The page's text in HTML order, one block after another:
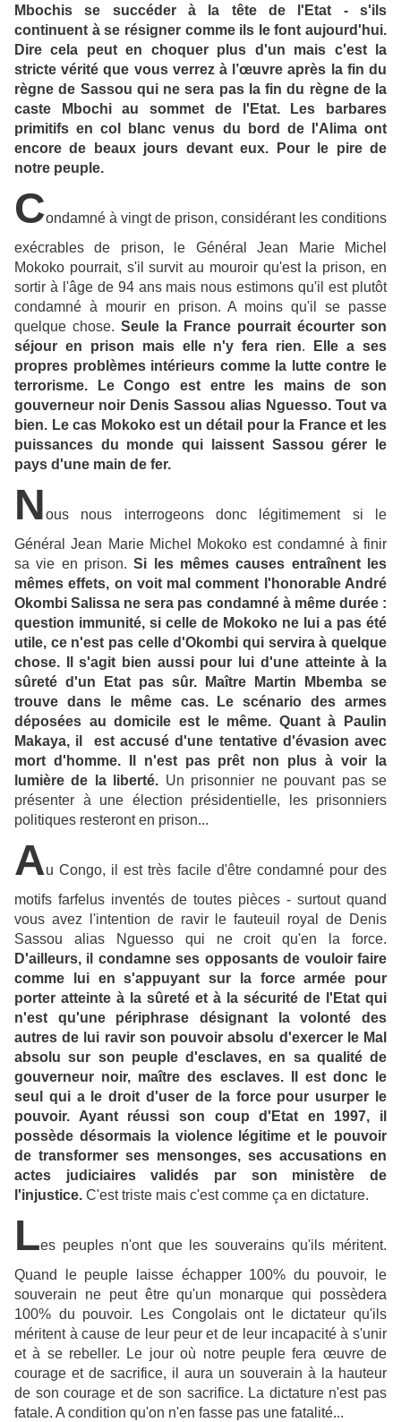
Mbochis se succéder à la tête de l'Etat - s'ils
continuent à se résigner comme ils le font aujourd'hui.
Dire cela peut en choquer plus d'un mais c'est la
stricte vérité que vous verrez à l’œuvre après la fin du
règne de Sassou qui ne sera pas la fin du règne de la
caste Mbochi au sommet de l'Etat.
Les barbares
primitifs en col blanc venus du bord de l'Alima ont
encore de beaux jours devant eux. Pour le pire de
notre peuple.
Condamné à vingt de prison, considérant les conditions
exécrables de prison, le Général Jean Marie Michel
Mokoko pourrait, s'il survit au mouroir qu'est la prison, en
sortir à l'âge de 94 ans mais nous estimons qu'il est plutôt
condamné à mourir en prison. A moins qu'il se passe
quelque chose. Seule la France pourrait écourter son
séjour en prison mais elle n'y fera rien.
Elle a ses
propres problèmes intérieurs comme la lutte contre le
terrorisme.
Le Congo est entre les mains de son
gouverneur noir Denis Sassou alias Nguesso. Tout va
bien. Le cas Mokoko est un détail pour la France et les
puissances du monde qui laissent Sassou gérer le
pays d'une main de fer.
Nous nous interrogeons donc légitimement si le
Général Jean Marie Michel Mokoko est condamné à finir
sa vie en prison.Si les mêmes causes entraînent les
mêmes effets, on voit mal comment l'honorable André
Okombi Salissa ne sera pas condamné à même durée :
question immunité, si celle de Mokoko ne lui a pas été
utile, ce n'est pas celle d'Okombi qui servira à quelque
chose. Il s'agit bien aussi pour lui d'une atteinte à la
sûreté d'un Etat pas sûr. Maître Martin Mbemba se
trouve dans le même cas. Le scénario des armes
déposées au domicile est le même. Quant à Paulin
Makaya, il est accusé d'une tentative d'évasion avec
mort d'homme. Il n'est pas prêt non plus à voir la
lumière de la liberté. Un prisonnier ne pouvant pas se
présenter à une élection présidentielle, les prisonniers
politiques resteront en prison...
Au Congo, il est très facile d'être condamné pour des
motifs farfelus inventés de toutes pièces - surtout quand
vous avez l'intention de ravir le fauteuil royal de Denis
Sassou alias Nguesso qui ne croit qu'en la force.
D'ailleurs, il condamne ses opposants de vouloir faire
comme lui en s'appuyant sur la force armée pour
porter atteinte à la sûreté et à la sécurité de l'Etat qui
n'est qu'une périphrase désignant la volonté des
autres de lui ravir son pouvoir absolu d'exercer le Mal
absolu sur son peuple d'esclaves, en sa qualité de
gouverneur noir, maître des esclaves. Il est donc le
seul qui a le droit d'user de la force pour usurper le
pouvoir. Ayant réussi son coup d'Etat en 1997, il
possède désormais la violence légitime et le pouvoir
de transformer ses mensonges, ses accusations en
actes judiciaires validés par son ministère de
l'injustice. C'est triste mais c'est comme ça en dictature.
Les peuples n'ont que les souverains qu'ils méritent.
Quand le peuple laisse échapper 100% du pouvoir, le
souverain ne peut être qu'un monarque qui possèdera
100% du pouvoir. Les Congolais ont le dictateur qu'ils
méritent à cause de leur peur et de leur incapacité à s'unir
et à se rebeller. Le jour où notre peuple fera œuvre de
courage et de sacrifice, il aura un souverain à la hauteur
de son courage et de son sacrifice. La dictature n'est pas
fatale. A condition qu'on n'en fasse pas une fatalité...